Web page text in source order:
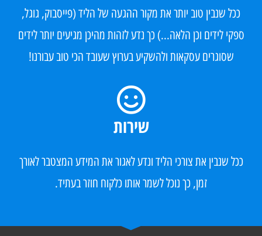
ככל שנבין טוב יותר את מקור ההגעה של הליד (פייסבוק, גוגל,
ספקי לידים וכן הלאה...) כך נדע לזהות מהיכן מגיעים יותר לידים
שסוגרים עסקאות ולהשקיע בערוץ שעובד הכי טוב עבורנו!
שירות
ככל שנבין את צורכי הליד ונדע לאגור את המידע המצטבר לאורך
זמן, כך נוכל לשמר אותו כלקוח חוזר בעתיד.